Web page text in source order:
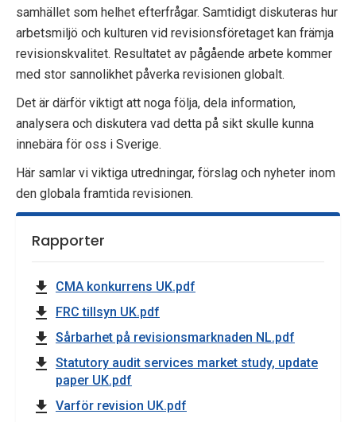
o
n
e
n
samhället som helhet efterfrågar. Samtidigt diskuteras hur
arbetsmiljö och kulturen vid revisionsföretaget kan främja
revisionskvalitet. Resultatet av pågående arbete kommer
med stor sannolikhet påverka revisionen globalt.
Det är därför viktigt att noga följa, dela information,
analysera och diskutera vad detta på sikt skulle kunna
innebära för oss i Sverige.
Här samlar vi viktiga utredningar, förslag och nyheter inom
den globala framtida revisionen.
Rapporter
CMA konkurrens UK.pdf
FRC tillsyn UK.pdf
Sårbarhet på revisionsmarknaden NL.pdf
Statutory audit services market study, update
paper UK.pdf
Varför revision UK.pdf